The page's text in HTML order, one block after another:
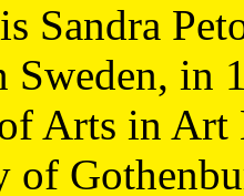
Sandra
Sweden, in
Arts in Art
of